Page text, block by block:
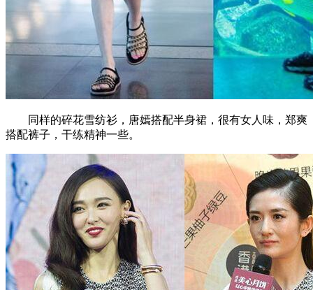
同样的碎花雪纺衫，唐嫣搭配半身裙，很有女人味，郑爽
搭配裤子，干练精神一些。